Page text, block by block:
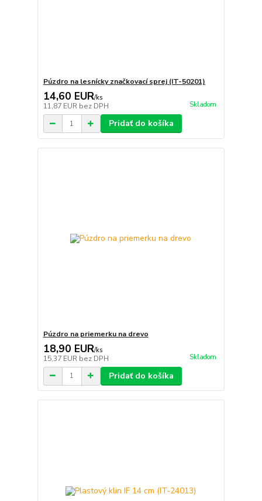
Púzdro na lesnícky značkovací sprej (IT-50201)
14,60 EUR/ks
11,87 EUR bez DPH Skladom
Pridať do košíka
Púzdro na priemerku na drevo
18,90 EUR/ks
15,37 EUR bez DPH Skladom
Pridať do košíka